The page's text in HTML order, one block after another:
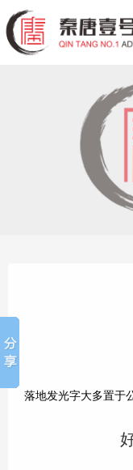
落地发光字大多置于